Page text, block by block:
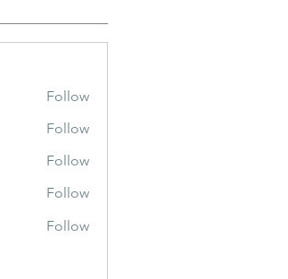
Follow
Follow
Follow
Follow
Follow